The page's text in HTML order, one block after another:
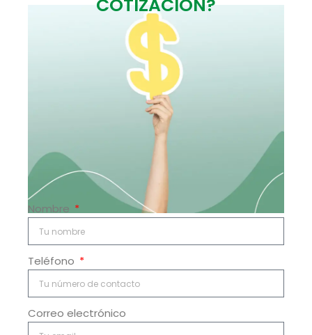
COTIZACIÓN?
Nombre
Teléfono
Correo electrónico